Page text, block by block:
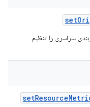
set
سراسری را تنظیم
setResource